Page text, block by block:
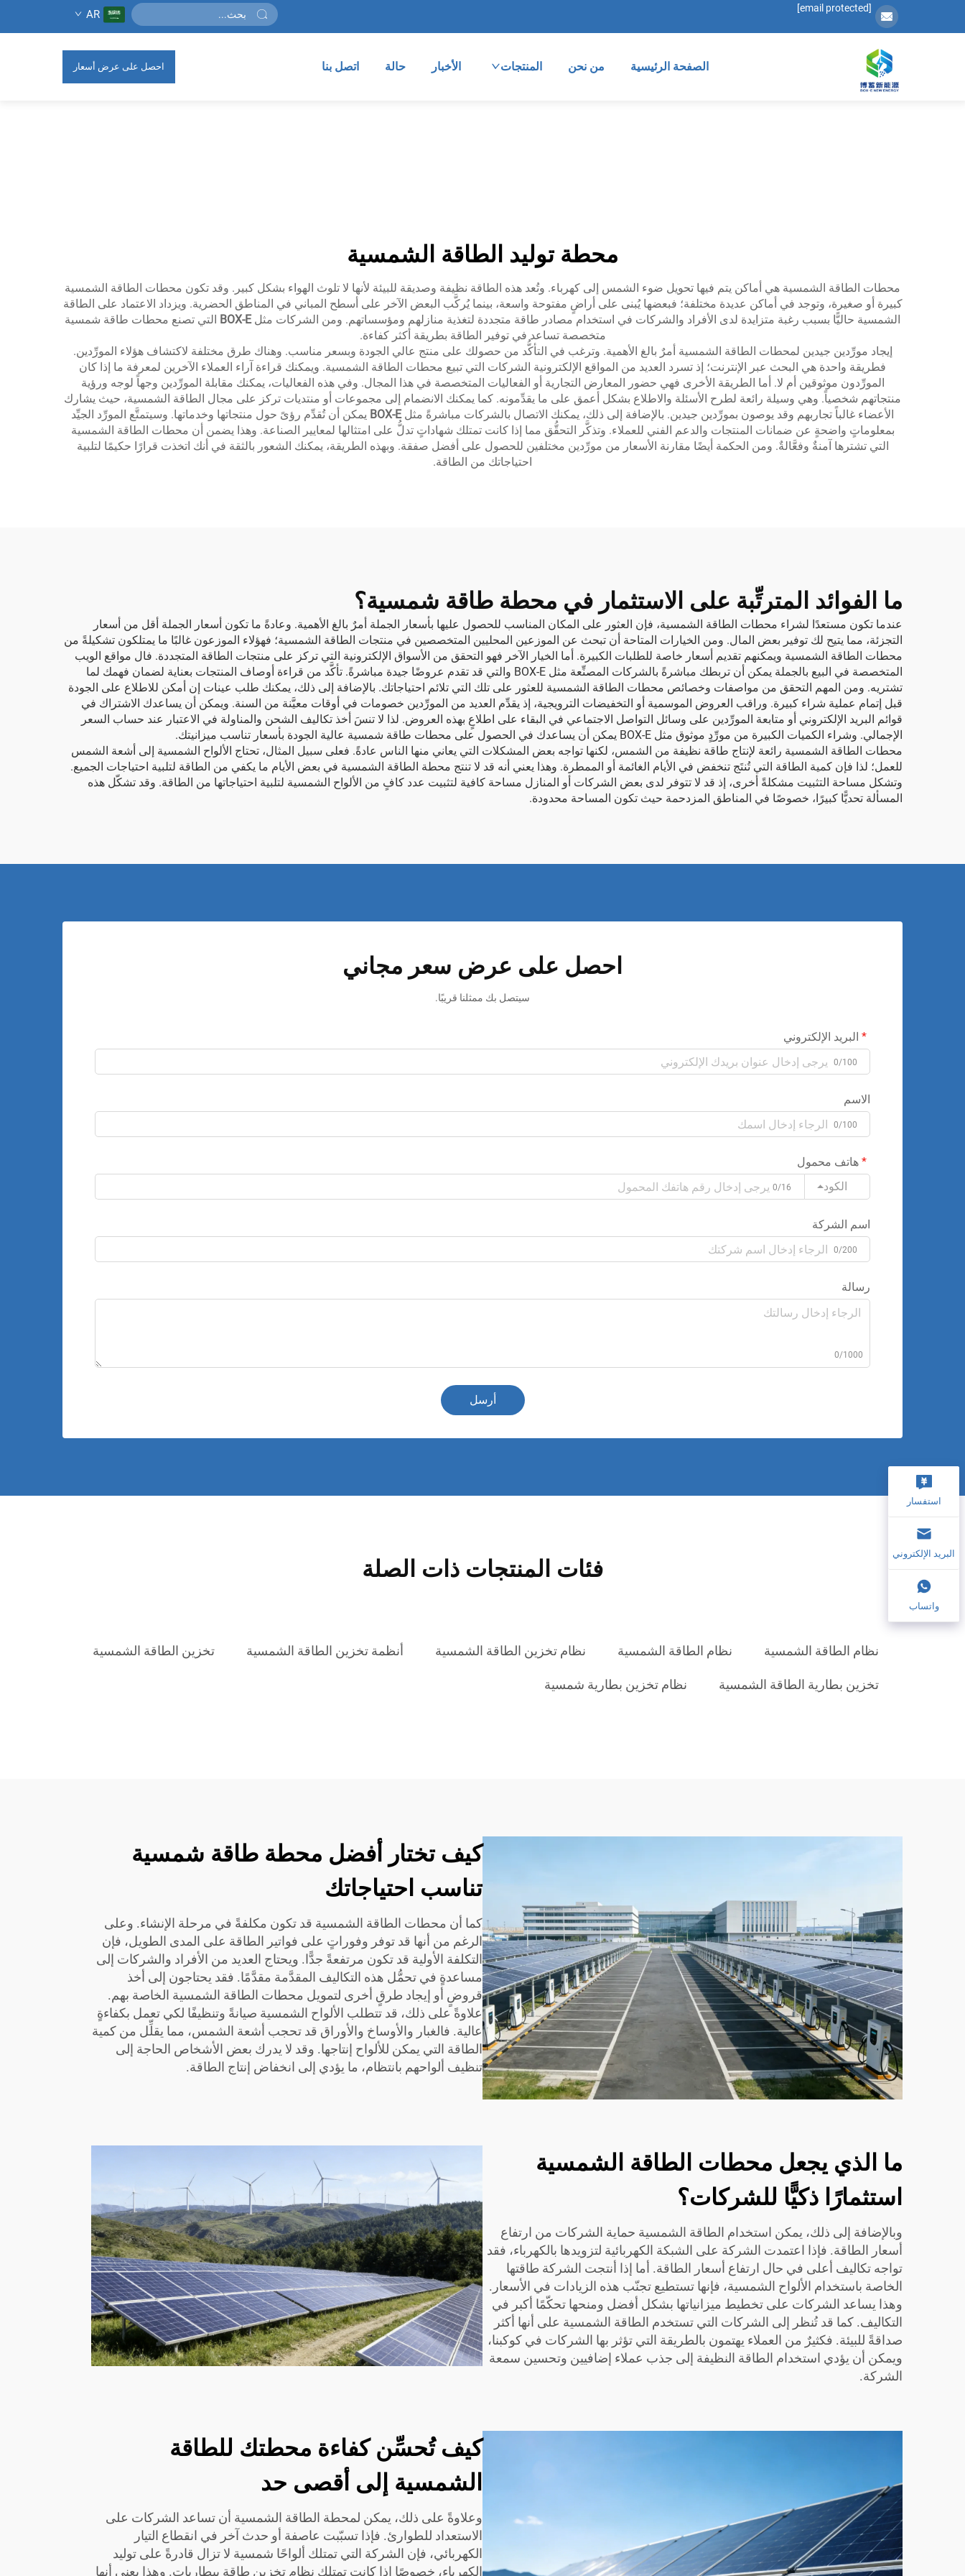
[email protected]
AR
الصفحة الرئيسية من نحن المنتجات الأخبار حالة اتصل بنا احصل على عرض أسعار
محطة توليد الطاقة الشمسية
محطات الطاقة الشمسية هي أماكن يتم فيها تحويل ضوء الشمس إلى كهرباء. وتُعد هذه الطاقة نظيفة وصديقة للبيئة لأنها لا تلوث الهواء بشكل كبير. وقد تكون محطات الطاقة الشمسية
كبيرة أو صغيرة، وتوجد في أماكن عديدة مختلفة؛ فبعضها يُبنى على أراضٍ مفتوحة واسعة، بينما يُركَّب البعض الآخر على أسطح المباني في المناطق الحضرية. ويزداد الاعتماد على الطاقة
الشمسية حاليًّا بسبب رغبة متزايدة لدى الأفراد والشركات في استخدام مصادر طاقة متجددة لتغذية منازلهم ومؤسساتهم. ومن الشركات مثلBOX-E التي تصنع محطات طاقة شمسية
متخصصة تساعد في توفير الطاقة بطريقة أكثر كفاءة.
إيجاد مورِّدين جيدين لمحطات الطاقة الشمسية أمرٌ بالغ الأهمية. وترغب في التأكُّد من حصولك على منتج عالي الجودة وبسعر مناسب. وهناك طرق مختلفة لاكتشاف هؤلاء المورِّدين.
فطريقة واحدة هي البحث عبر الإنترنت؛ إذ تسرد العديد من المواقع الإلكترونية الشركات التي تبيع محطات الطاقة الشمسية. ويمكنك قراءة آراء العملاء الآخرين لمعرفة ما إذا كان
المورِّدون موثوقين أم لا. أما الطريقة الأخرى فهي حضور المعارض التجارية أو الفعاليات المتخصصة في هذا المجال. وفي هذه الفعاليات، يمكنك مقابلة المورِّدين وجهاً لوجه ورؤية
منتجاتهم شخصياً. وهي وسيلة رائعة لطرح الأسئلة والاطلاع بشكل أعمق على ما يقدِّمونه. كما يمكنك الانضمام إلى مجموعات أو منتديات تركز على مجال الطاقة الشمسية، حيث يشارك
الأعضاء غالباً تجاربهم وقد يوصون بمورِّدين جيدين. بالإضافة إلى ذلك، يمكنك الاتصال بالشركات مباشرةً مثلBOX-E يمكن أن تُقدِّم رؤىً حول منتجاتها وخدماتها. وسيتمتَّع المورِّد الجيِّد
بمعلوماتٍ واضحةٍ عن ضمانات المنتجات والدعم الفني للعملاء. وتذكَّر التحقُّق مما إذا كانت تمتلك شهاداتٍ تدلُّ على امتثالها لمعايير الصناعة. وهذا يضمن أن محطات الطاقة الشمسية
التي تشترها آمنةٌ وفعَّالةٌ. ومن الحكمة أيضًا مقارنة الأسعار من مورِّدين مختلفين للحصول على أفضل صفقة. وبهذه الطريقة، يمكنك الشعور بالثقة في أنك اتخذت قرارًا حكيمًا لتلبية
احتياجاتك من الطاقة.
ما الفوائد المترتِّبة على الاستثمار في محطة طاقة شمسية؟
عندما تكون مستعدًا لشراء محطات الطاقة الشمسية، فإن العثور على المكان المناسب للحصول عليها بأسعار الجملة أمرٌ بالغ الأهمية. وعادةً ما تكون أسعار الجملة أقل من أسعار
التجزئة، مما يتيح لك توفير بعض المال. ومن الخيارات المتاحة أن تبحث عن الموزعين المحليين المتخصصين في منتجات الطاقة الشمسية؛ فهؤلاء الموزعون غالبًا ما يمتلكون تشكيلةً من
محطات الطاقة الشمسية ويمكنهم تقديم أسعار خاصة للطلبات الكبيرة. أما الخيار الآخر فهو التحقق من الأسواق الإلكترونية التي تركز على منتجات الطاقة المتجددة. فال مواقع الويب
المتخصصة في البيع بالجملة يمكن أن تربطك مباشرةً بالشركات المصنِّعة مثل BOX-E والتي قد تقدم عروضًا جيدة مباشرةً. تأكَّد من قراءة أوصاف المنتجات بعناية لضمان فهمك لما
تشتريه. ومن المهم التحقق من مواصفات وخصائص محطات الطاقة الشمسية للعثور على تلك التي تلائم احتياجاتك. بالإضافة إلى ذلك، يمكنك طلب عينات إن أمكن للاطلاع على الجودة
قبل إتمام عملية شراء كبيرة. وراقب العروض الموسمية أو التخفيضات الترويجية، إذ يقدِّم العديد من المورِّدين خصومات في أوقات معيَّنة من السنة. ويمكن أن يساعدك الاشتراك في
قوائم البريد الإلكتروني أو متابعة المورِّدين على وسائل التواصل الاجتماعي في البقاء على اطلاعٍ بهذه العروض. لذا لا تنسَ أخذ تكاليف الشحن والمناولة في الاعتبار عند حساب السعر
الإجمالي. وشراء الكميات الكبيرة من مورِّدٍ موثوق مثل BOX-E يمكن أن يساعدك في الحصول على محطات طاقة شمسية عالية الجودة بأسعار تناسب ميزانيتك.
محطات الطاقة الشمسية رائعة لإنتاج طاقة نظيفة من الشمس، لكنها تواجه بعض المشكلات التي يعاني منها الناس عادةً. فعلى سبيل المثال، تحتاج الألواح الشمسية إلى أشعة الشمس
للعمل؛ لذا فإن كمية الطاقة التي تُنتَج تنخفض في الأيام الغائمة أو الممطرة. وهذا يعني أنه قد لا تنتج محطة الطاقة الشمسية في بعض الأيام ما يكفي من الطاقة لتلبية احتياجات الجميع.
وتشكل مساحة التثبيت مشكلةً أخرى، إذ قد لا تتوفر لدى بعض الشركات أو المنازل مساحة كافية لتثبيت عدد كافٍ من الألواح الشمسية لتلبية احتياجاتها من الطاقة. وقد تشكّل هذه
المسألة تحديًّا كبيرًا، خصوصًا في المناطق المزدحمة حيث تكون المساحة محدودة.
احصل على عرض سعر مجاني
سيتصل بك ممثلنا قريبًا.
البريد الإلكتروني
0/100
الاسم
0/100
هاتف محمول
الكود
0/16
اسم الشركة
0/200
رسالة
0/1000
أرسل
فئات المنتجات ذات الصلة
نظام الطاقة الشمسية نظام الطاقة الشمسية نظام تخزين الطاقة الشمسية أنظمة تخزين الطاقة الشمسية تخزين الطاقة الشمسية
تخزين بطارية الطاقة الشمسية نظام تخزين بطارية شمسية
كيف تختار أفضل محطة طاقة شمسية
تناسب احتياجاتك
كما أن محطات الطاقة الشمسية قد تكون مكلفةً في مرحلة الإنشاء. وعلى
الرغم من أنها قد توفر وفوراتٍ على فواتير الطاقة على المدى الطويل، فإن
التكلفة الأولية قد تكون مرتفعةً جدًّا. ويحتاج العديد من الأفراد والشركات إلى
مساعدةٍ في تحمُّل هذه التكاليف المقدَّمة مقدَّمًا. فقد يحتاجون إلى أخذ
قروضٍ أو إيجاد طرقٍ أخرى لتمويل محطات الطاقة الشمسية الخاصة بهم.
علاوةً على ذلك، قد تتطلب الألواح الشمسية صيانةً وتنظيفًا لكي تعمل بكفاءةٍ
عالية. فالغبار والأوساخ والأوراق قد تحجب أشعة الشمس، مما يقلِّل من كمية
الطاقة التي يمكن للألواح إنتاجها. وقد لا يدرك بعض الأشخاص الحاجة إلى
تنظيف ألواحهم بانتظام، ما يؤدي إلى انخفاض إنتاج الطاقة.
ما الذي يجعل محطات الطاقة الشمسية
استثمارًا ذكيًّا للشركات؟
وبالإضافة إلى ذلك، يمكن استخدام الطاقة الشمسية حماية الشركات من ارتفاع
أسعار الطاقة. فإذا اعتمدت الشركة على الشبكة الكهربائية لتزويدها بالكهرباء، فقد
تواجه تكاليف أعلى في حال ارتفاع أسعار الطاقة. أما إذا أنتجت الشركة طاقتها
الخاصة باستخدام الألواح الشمسية، فإنها تستطيع تجنّب هذه الزيادات في الأسعار.
وهذا يساعد الشركات على تخطيط ميزانياتها بشكل أفضل ومنحها تحكّمًا أكبر في
التكاليف. كما قد تُنظر إلى الشركات التي تستخدم الطاقة الشمسية على أنها أكثر
صداقةً للبيئة. فكثيرٌ من العملاء يهتمون بالطريقة التي تؤثر بها الشركات في كوكبنا،
ويمكن أن يؤدي استخدام الطاقة النظيفة إلى جذب عملاء إضافيين وتحسين سمعة
الشركة.
كيف تُحسِّن كفاءة محطتك للطاقة
الشمسية إلى أقصى حد
وعلاوةً على ذلك، يمكن لمحطة الطاقة الشمسية أن تساعد الشركات على
الاستعداد للطوارئ. فإذا تسبّبت عاصفة أو حدث آخر في انقطاع التيار
الكهربائي، فإن الشركة التي تمتلك ألواحًا شمسية لا تزال قادرةً على توليد
الكهرباء، خصوصًا إذا كانت تمتلك نظام تخزين طاقة ببطاريات. وهذا يعني أنها
استفسار
البريد الإلكتروني
واتساب